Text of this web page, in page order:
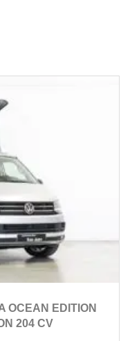
OCEAN EDITION
204 CV